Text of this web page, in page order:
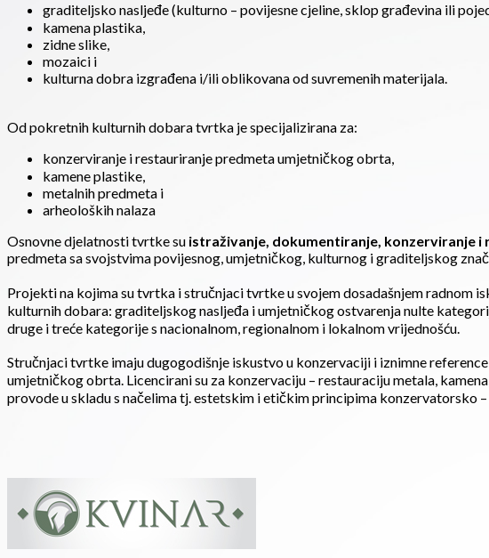
graditeljsko nasljeđe (kulturno – povijesne cjeline, sklop građevina ili
kamena plastika,
zidne slike,
mozaici i
kulturna dobra izgrađena i/ili oblikovana od suvremenih materijala.
Od pokretnih kulturnih dobara tvrtka je specijalizirana za:
konzerviranje i restauriranje predmeta umjetničkog obrta,
kamene plastike,
metalnih predmeta i
arheoloških nalaza
Osnovne djelatnosti tvrtke su istraživanje, dokumentiranje, konzerviranje
predmeta sa svojstvima povijesnog, umjetničkog, kulturnog i graditeljskog
Projekti na kojima su tvrtka i stručnjaci tvrtke u svojem dosadašnjem
kulturnih dobara: graditeljskog nasljeđa i umjetničkog ostvarenja nulte
druge i treće kategorije s nacionalnom, regionalnom i lokalnom vrijednošću.
Stručnjaci tvrtke imaju dugogodišnje iskustvo u konzervaciji i iznimne
umjetničkog obrta. Licencirani su za konzervaciju – restauraciju metala,
provode u skladu s načelima tj. estetskim i etičkim principima konzervatorsko